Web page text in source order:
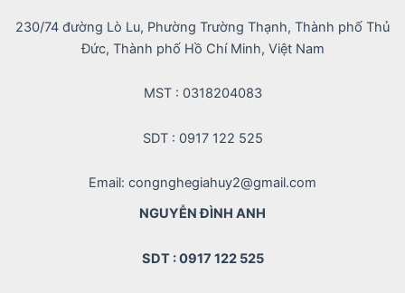
230/74 đường Lò Lu, Phường Trường Thạnh, Thành phố Thủ
Đức, Thành phố Hồ Chí Minh, Việt Nam
MST : 0318204083
SDT : 0917 122 525
Email: congnghegiahuy2@gmail.com
NGUYỄN ĐÌNH ANH
SDT : 0917 122 525